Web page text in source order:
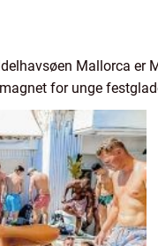
Mallorca er
for unge